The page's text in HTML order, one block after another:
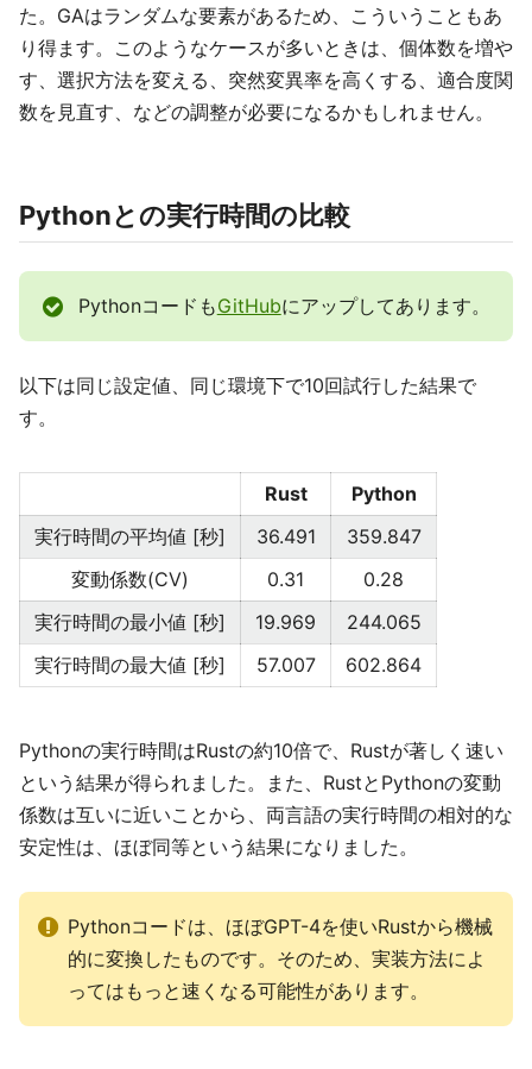
た。GAはランダムな要素があるため、こういうこともあ
り得ます。このようなケースが多いときは、個体数を増や
す、選択方法を変える、突然変異率を高くする、適合度関
数を見直す、などの調整が必要になるかもしれません。
Pythonとの実行時間の比較
PythonコードもGitHubにアップしてあります。
以下は同じ設定値、同じ環境下で10回試行した結果で
す。
Rust
Python
実行時間の平均値 [秒]
36.491
359.847
変動係数(CV)
0.31
0.28
実行時間の最小値 [秒]
19.969
244.065
実行時間の最大値 [秒]
57.007 602.864
Pythonの実行時間はRustの約10倍で、Rustが著しく速い
という結果が得られました。また、RustとPythonの変動
係数は互いに近いことから、両言語の実行時間の相対的な
安定性は、ほぼ同等という結果になりました。
Pythonコードは、ほぼGPT-4を使いRustから機械
的に変換したものです。そのため、実装方法によ
ってはもっと速くなる可能性があります。